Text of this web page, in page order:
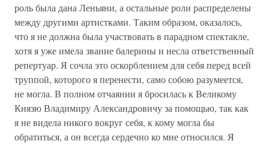
роль была дана Леньяни, а остальные роли распределены
между другими артистками. Таким образом, оказалось,
что я не должна была участвовать в парадном спектакле,
хотя я уже имела звание балерины и несла ответственный
репертуар. Я сочла это оскорблением для себя перед всей
труппой, которого я перенести, само собою разумеется,
не могла. В полном отчаянии я бросилась к Великому
Князю Владимиру Александровичу за помощью, так как
я не видела никого вокруг себя, к кому могла бы
обратиться, а он всегда сердечно ко мне относился. Я